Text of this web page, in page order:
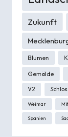
Zukunft
Blumen
Gemälde
V2
Weimar
Spanien